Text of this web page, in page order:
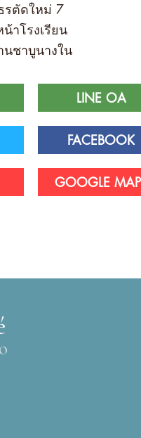
รตัดใหม่ 7
าโรงเรียน
ชาบูนางใน
LINE OA
FACEBOOK
GOOGLE